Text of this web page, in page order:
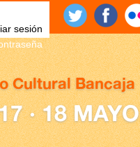
Cultural Bancaja
· 18 MAYO